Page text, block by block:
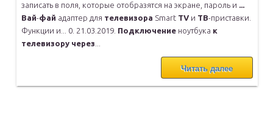
записать в поля, которые отобразятся на экране, пароль и ...
Вай-фай адаптер для телевизора Smart TV и ТВ-приставки.
Функции и... 0. 21.03.2019. Подключение ноутбука к
телевизору через
Читать далее